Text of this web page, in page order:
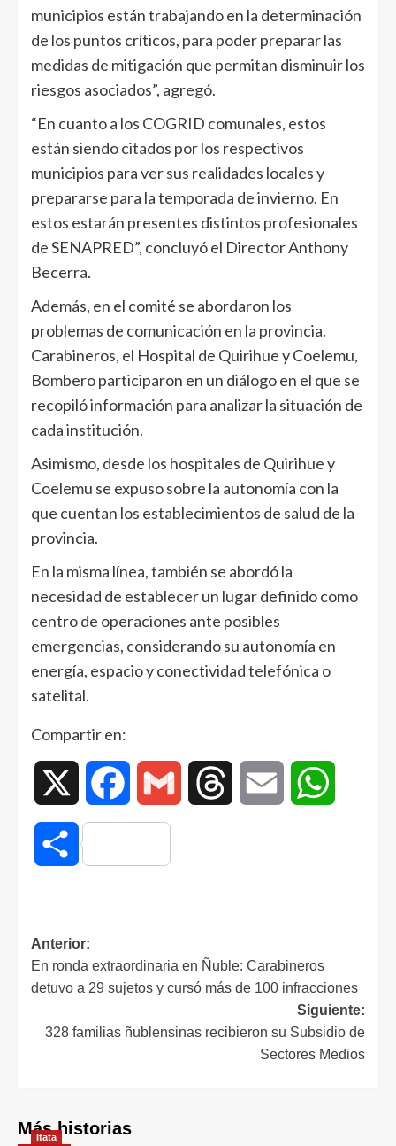
municipios están trabajando en la determinación
de los puntos críticos, para poder preparar las
medidas de mitigación que permitan disminuir los
riesgos asociados”, agregó.
“En cuanto a los COGRID comunales, estos
están siendo citados por los respectivos
municipios para ver sus realidades locales y
prepararse para la temporada de invierno. En
estos estarán presentes distintos profesionales
de SENAPRED”, concluyó el Director Anthony
Becerra.
Además, en el comité se abordaron los
problemas de comunicación en la provincia.
Carabineros, el Hospital de Quirihue y Coelemu,
Bombero participaron en un diálogo en el que se
recopiló información para analizar la situación de
cada institución.
Asimismo, desde los hospitales de Quirihue y
Coelemu se expuso sobre la autonomía con la
que cuentan los establecimientos de salud de la
provincia.
En la misma línea, también se abordó la
necesidad de establecer un lugar definido como
centro de operaciones ante posibles
emergencias, considerando su autonomía en
energía, espacio y conectividad telefónica o
satelital.
Compartir en:
Facebook Gmail Threads Email
Compartir
Anterior:
En ronda extraordinaria en Ñuble: Carabineros
detuvo a 29 sujetos y cursó más de 100 infracciones
Siguiente:
328 familias ñublensinas recibieron su Subsidio de
Sectores Medios
Más historias
Itata